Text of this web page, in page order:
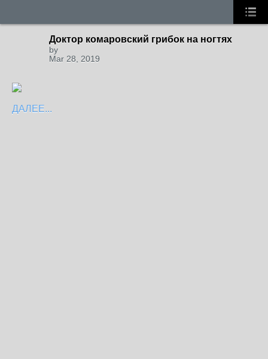
Доктор комаровский грибок на ногтях
by
Mar 28, 2019
ДАЛЕЕ...